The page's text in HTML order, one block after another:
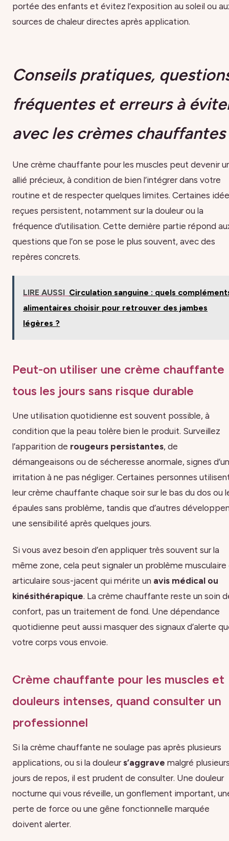
portée des enfants et évitez l’exposition au soleil ou
sources de chaleur directes après application.
Conseils pratiques,
fréquentes et erreurs à
avec les crèmes chauffantes
Une crème chauffante pour les muscles peut devenir
allié précieux, à condition de bien l’intégrer dans votre
routine et de respecter quelques limites. Certaines
reçues persistent, notamment sur la douleur ou la
fréquence d’utilisation. Cette dernière partie répond
questions que l’on se pose le plus souvent, avec des
repères concrets.
LIRE AUSSI Circulation sanguine : quels
alimentaires choisir pour retrouver des jambes
légères ?
Peut-on utiliser une crème chauffante
tous les jours sans risque durable
Une utilisation quotidienne est souvent possible, à
condition que la peau tolère bien le produit. Surveillez
l’apparition de rougeurs persistantes, de
démangeaisons ou de sécheresse anormale, signes
irritation à ne pas négliger. Certaines personnes
leur crème chauffante chaque soir sur le bas du dos ou
épaules sans problème, tandis que d’autres
une sensibilité après quelques jours.
Si vous avez besoin d’en appliquer très souvent sur la
même zone, cela peut signaler un problème musculaire
articulaire sous-jacent qui mérite un avis médical ou
kinésithérapique. La crème chauffante reste un soin
confort, pas un traitement de fond. Une dépendance
quotidienne peut aussi masquer des signaux d’alerte
votre corps vous envoie.
Crème chauffante pour les muscles et
douleurs intenses, quand consulter un
professionnel
Si la crème chauffante ne soulage pas après plusieurs
applications, ou si la douleurs’aggrave malgré
jours de repos, il est prudent de consulter. Une douleur
nocturne qui vous réveille, un gonflement important,
perte de force ou une gêne fonctionnelle marquée
doivent alerter.